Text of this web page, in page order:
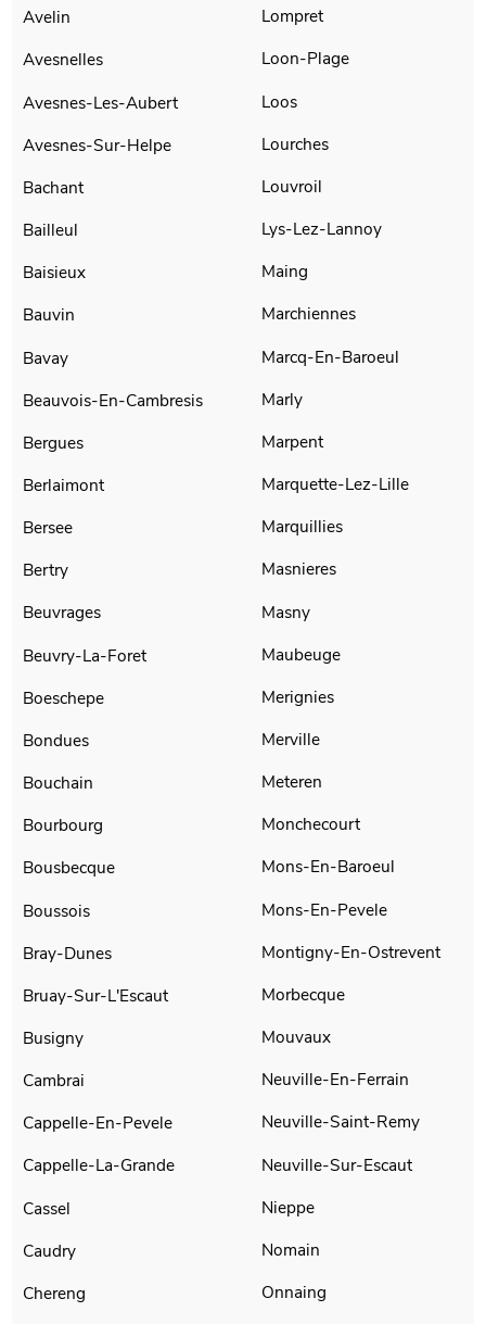
Avelin
Avesnelles
Avesnes-Les-Aubert
Avesnes-Sur-Helpe
Bachant
Bailleul
Baisieux
Bauvin
Bavay
Beauvois-En-Cambresis
Bergues
Berlaimont
Bersee
Bertry
Beuvrages
Beuvry-La-Foret
Boeschepe
Bondues
Bouchain
Bourbourg
Bousbecque
Boussois
Bray-Dunes
Bruay-Sur-L'Escaut
Busigny
Cambrai
Cappelle-En-Pevele
Cappelle-La-Grande
Cassel
Caudry
Chereng
Lompret
Loon-Plage
Loos
Lourches
Louvroil
Lys-Lez-Lannoy
Maing
Marchiennes
Marcq-En-Baroeul
Marly
Marpent
Marquette-Lez-Lille
Marquillies
Masnieres
Masny
Maubeuge
Merignies
Merville
Meteren
Monchecourt
Mons-En-Baroeul
Mons-En-Pevele
Montigny-En-Ostrevent
Morbecque
Mouvaux
Neuville-En-Ferrain
Neuville-Saint-Remy
Neuville-Sur-Escaut
Nieppe
Nomain
Onnaing